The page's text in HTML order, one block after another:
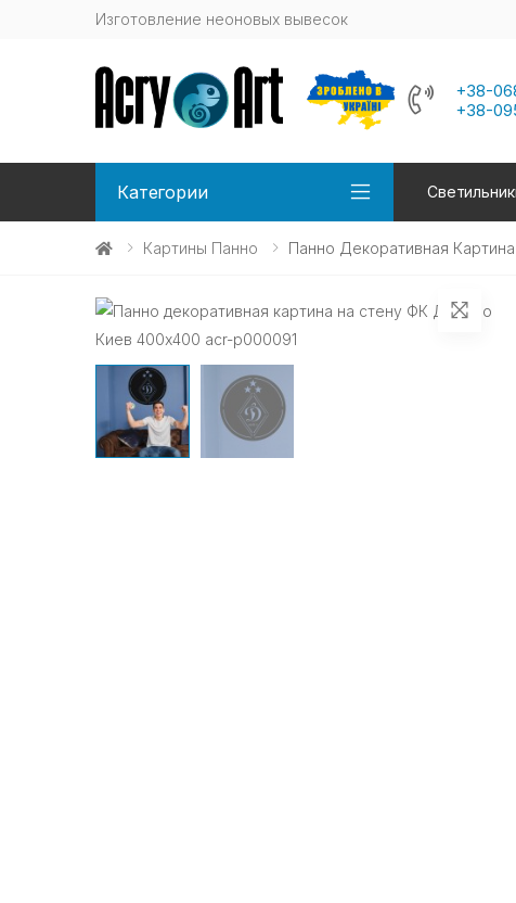
Изготовление неоновых вывесок
+38-
+38-
Категории
Картины Панно Панно Декоративная